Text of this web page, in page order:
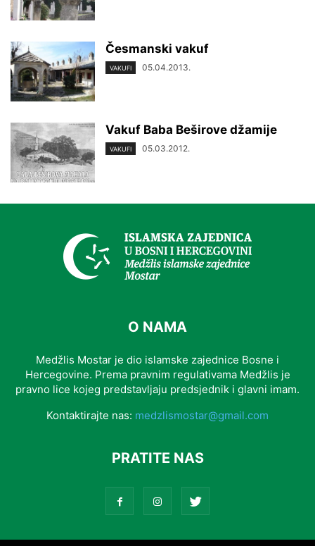
Česmanski vakuf
VAKUFI 05.04.2013.
Vakuf Baba Beširove džamije
VAKUFI 05.03.2012.
O NAMA
Medžlis Mostar je dio islamske zajednice Bosne i
Hercegovine. Prema pravnim regulativama Medžlis je
pravno lice kojeg predstavljaju predsjednik i glavni imam.
Kontaktirajte nas: medzlismostar@gmail.com
PRATITE NAS